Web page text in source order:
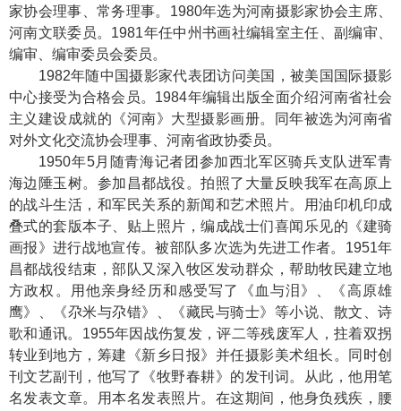
家协会理事、常务理事。1980年选为河南摄影家协会主席、
河南文联委员。1981年任中州书画社编辑室主任、副编审、
编审、编审委员会委员。
1982年随中国摄影家代表团访问美国，被美国国际摄影
中心接受为合格会员。1984年编辑出版全面介绍河南省社会
主义建设成就的《河南》大型摄影画册。同年被选为河南省
对外文化交流协会理事、河南省政协委员。
1950年5月随青海记者团参加西北军区骑兵支队进军青
海边陲玉树。参加昌都战役。拍照了大量反映我军在高原上
的战斗生活，和军民关系的新闻和艺术照片。用油印机印成
叠式的套版本子、贴上照片，编成战士们喜闻乐见的《建骑
画报》进行战地宣传。被部队多次选为先进工作者。1951年
昌都战役结束，部队又深入牧区发动群众，帮助牧民建立地
方政权。用他亲身经历和感受写了《血与泪》、《高原雄
鹰》、《尕米与尕错》、《藏民与骑士》等小说、散文、诗
歌和通讯。1955年因战伤复发，评二等残废军人，拄着双拐
转业到地方，筹建《新乡日报》并任摄影美术组长。同时创
刊文艺副刊，他写了《牧野春耕》的发刊词。从此，他用笔
名发表文章。用本名发表照片。在这期间，他身负残疾，腰